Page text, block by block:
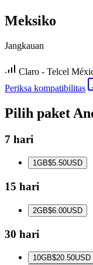
Meksiko
Jangkauan
Claro - Telcel
Periksa kompatibilitas
Pilih paket
7 hari
1GB$5.50USD
15 hari
2GB$6.00USD
30 hari
10GB$20.50USD